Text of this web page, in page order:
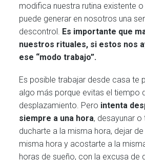
modifica nuestra rutina existente
puede generar en nosotros una
descontrol. Es importante que
nuestros rituales, si estos nos
ese “modo trabajo”.
Es posible trabajar desde casa te
algo más porque evitas el tiempo
desplazamiento. Pero intenta
siempre a una hora, desayunar
ducharte a la misma hora, dejar
misma hora y acostarte a la
horas de sueño, con la excusa de